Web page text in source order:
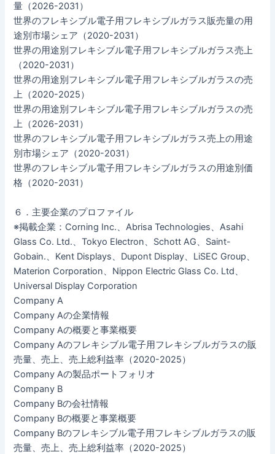
量（2026-2031）
世界のフレキシブル電子用フレキシブルガラス販売量の用
途別市場シェア（2020-2031）
世界の用途別フレキシブル電子用フレキシブルガラス売上
（2020-2031）
世界の用途別フレキシブル電子用フレキシブルガラスの売
上（2020-2025）
世界の用途別フレキシブル電子用フレキシブルガラスの売
上（2026-2031）
世界のフレキシブル電子用フレキシブルガラス売上の用途
別市場シェア（2020-2031）
世界のフレキシブル電子用フレキシブルガラスの用途別価
格（2020-2031）
６．主要企業のプロファイル
※掲載企業：Corning Inc.、Abrisa Technologies、Asahi
Glass Co. Ltd.、Tokyo Electron、Schott AG、Saint-
Gobain.、Kent Displays、Dupont Display、LiSEC Group、
Materion Corporation、Nippon Electric Glass Co. Ltd、
Universal Display Corporation
Company A
Company Aの企業情報
Company Aの概要と事業概要
Company Aのフレキシブル電子用フレキシブルガラスの販
売量、売上、売上総利益率（2020-2025）
Company Aの製品ポートフォリオ
Company B
Company Bの会社情報
Company Bの概要と事業概要
Company Bのフレキシブル電子用フレキシブルガラスの販
売量、売上、売上総利益率（2020-2025）